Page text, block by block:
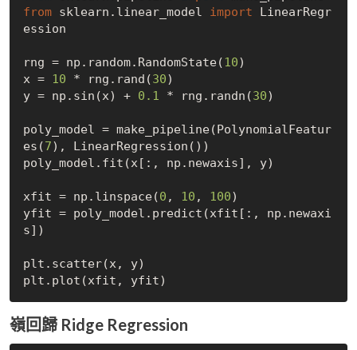
from sklearn.linear_model import LinearRegr
ession
rng = np.random.RandomState(10)
x = 10 * rng.rand(30)
y = np.sin(x) + 0.1 * rng.randn(30)
poly_model = make_pipeline(PolynomialFeatur
es(7), LinearRegression())
poly_model.fit(x[:, np.newaxis], y)
xfit = np.linspace(0 , 10 , 100)
yfit = poly_model.predict(xfit[:, np.newaxi
s])
plt.scatter(x, y)
嶺回歸 Ridge Regression